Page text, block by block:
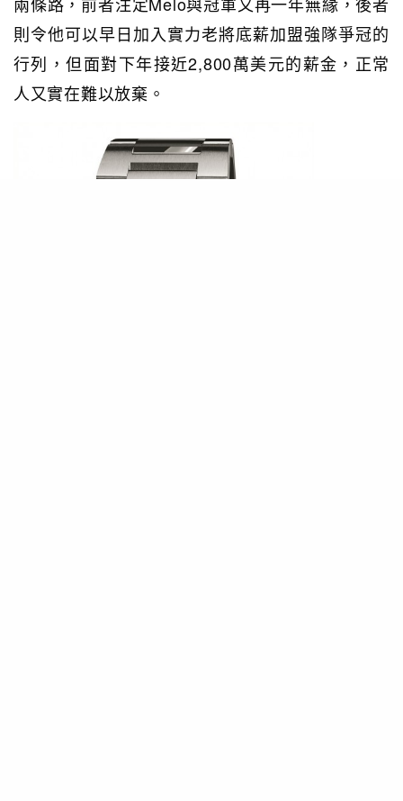
則令他可以早日加入實力老將底薪加盟強隊爭冠的
行列，但面對下年接近2,800萬美元的薪金，正常
人又實在難以放棄。